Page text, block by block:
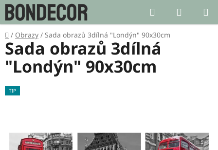
Přejít
na
obsah
Hledat
KOŠÍK
Domů
/ Obrazy / Sada obrazů 3dílná "Londýn" 90x30cm
Sada obrazů 3dílná
"Londýn" 90x30cm
TIP